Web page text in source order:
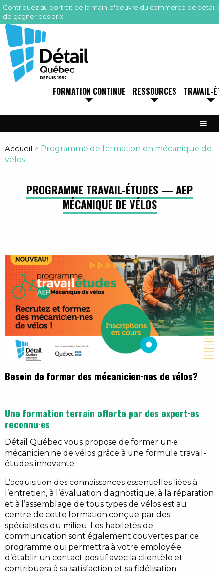
Contribuez au portrait de la main-d'oeuvre du commerce de détail
de gagner des prix!
FORMATION CONTINUE RESSOURCES TRAVAIL-
Accueil > Programme de formation en mécanique de
vélos
PROGRAMME TRAVAIL-ÉTUDES — AEP
MÉCANIQUE DE VÉLOS
Besoin de former des mécanicien·nes de vélos?
Une formation terrain offerte par des expert·es
reconnu·es
Détail Québec vous propose de former un·e
mécanicien.ne de vélos grâce à une formule travail-
études innovante.
L’acquisition des connaissances essentielles liées à
l’entretien, à l’évaluation diagnostique, à la réparation
et à l’assemblage de tous types de vélos est au
centre de cette formation conçue par des
spécialistes du milieu. Les habiletés de
communication sont également couvertes par ce
programme qui permettra à votre employé·e
d’établir un contact positif avec la clientèle et
contribuera à sa satisfaction et sa fidélisation.